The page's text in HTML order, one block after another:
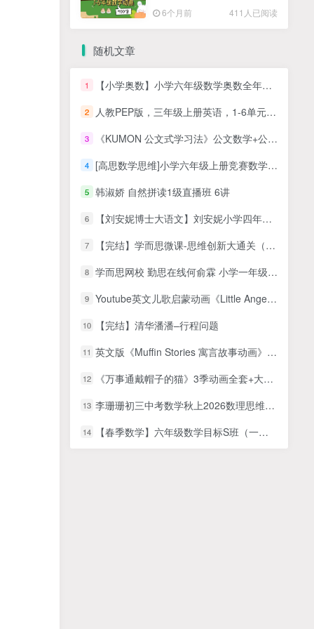
6个月前 411人已阅读
随机文章
1 【小学奥数】小学六年级数学奥数全年精讲课
2 人教PEP版，三年级上册英语，1-6单元课本单词表+常用语，标准朗读MP3音频文件
3 《KUMON 公文式学习法》公文数学+公文语文+公文英语 全套教材资料(PDF+音频等)
4 [高思数学思维]小学六年级上册竞赛数学同步课程20节完整版 MP4视频
5 韩淑娇 自然拼读1级直播班 6讲
6 【刘安妮博士大语文】刘安妮小学四年级阅读理解实战演练61集视频课程
7 【完结】学而思微课-思维创新大通关（小学一到三年级）低年级数学思维学习课程视频百度网盘下载
8 学而思网校 勤思在线何俞霖 小学一年级数学暑假培训班8课全MP4视频课-百度网盘下载
9 Youtube英文儿歌启蒙动画《Little Angel: Nursery Rhymes & Kids Songs》全396集，1080P高清视频带英文字幕，带音频MP3，百度网盘下载！
10 【完结】清华潘潘–行程问题
11 英文版《Muffin Stories 寓言故事动画》全八季共120集，高清视频带英文字幕+音频MP3，百度网盘下载！
12 《万事通戴帽子的猫》3季动画全套+大电影，4-12岁孩子英语学期启蒙必备动画片资源百度网盘下载！
13 李珊珊初三中考数学秋上2026数理思维自主学习·TY·S4期网课视频
14 【春季数学】六年级数学目标S班（一鸣）